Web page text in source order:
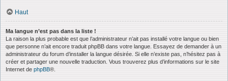
Haut
Ma langue n’est pas dans la liste !
La raison la plus probable est que l’administrateur n’ait pas installé votre langue ou bien
que personne n’ait encore traduit phpBB dans votre langue. Essayez de demander à un
administrateur du forum d’installer la langue désirée. Si elle n’existe pas, n’hésitez pas à
créer et partager une nouvelle traduction. Vous trouverez plus d’informations sur le site
Internet de phpBB®.